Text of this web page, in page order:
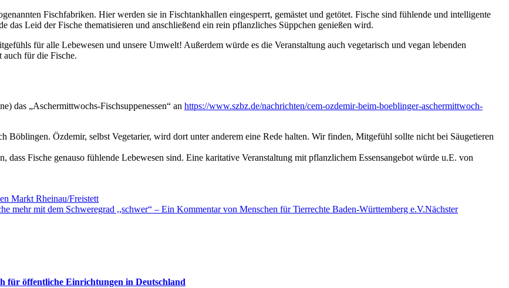
Fischfabriken. Hier werden sie in Fischtankhallen eingesperrt, gemästet und getötet. Fische sind fühlende und intelligente
das Leid der Fische thematisieren und anschließend ein rein pflanzliches Süppchen genießen wird.
für alle Lebewesen und unsere Umwelt! Außerdem würde es die Veranstaltung auch vegetarisch und vegan lebenden
für die Fische.
das „Aschermittwochs-Fischsuppenessen“ an https://www.szbz.de/nachrichten/cem-ozdemir-beim-boeblinger-aschermittwoch-
Böblingen. Özdemir, selbst Vegetarier, wird dort unter anderem eine Rede halten. Wir finden, Mitgefühl sollte nicht bei Säugetieren
Fische genauso fühlende Lebewesen sind. Eine karitative Veranstaltung mit pflanzlichem Essensangebot würde u.E. von
Markt Rheinau/Freistett
mehr mit dem Schweregrad ,,schwer“ – Ein Kommentar von Menschen für Tierrechte Baden-Württemberg e.V.Nächster
für öffentliche Einrichtungen in Deutschland